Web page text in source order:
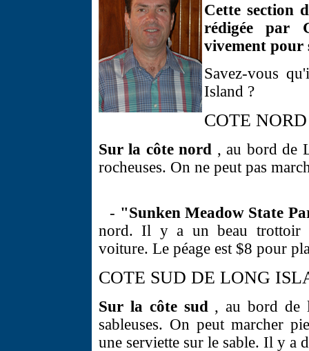
Cette section
rédigée par
vivement pour
Savez-vous
Island ?
COTE
Sur la côte nord , au bord de
rocheuses. On ne peut pas
- "Sunken Meadow State
nord. Il y a un beau trottoir
voiture. Le péage est $8 pour
COTE SUD DE LONG
Sur la côte sud, au bord de
sableuses. On peut marcher
une serviette sur le sable. Il y a